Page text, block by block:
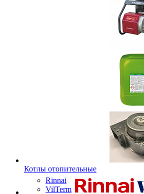
Котлы отопительные
Rinnai
VilTerm